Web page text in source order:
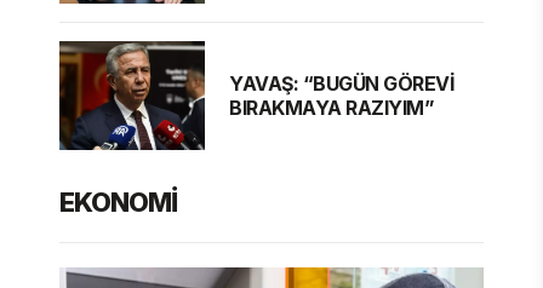
YAVAŞ: “BUGÜN GÖREVİ
BIRAKMAYA RAZIYIM”
EKONOMİ